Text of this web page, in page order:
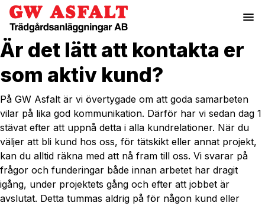
menu
Är det lätt att kontakta er
som aktiv kund?
På GW Asfalt är vi övertygade om att goda samarbeten
vilar på lika god kommunikation. Därför har vi sedan dag 1
stävat efter att uppnå detta i alla kundrelationer. När du
väljer att bli kund hos oss, för tätskikt eller annat projekt,
kan du alltid räkna med att nå fram till oss. Vi svarar på
frågor och funderingar både innan arbetet har dragit
igång, under projektets gång och efter att jobbet är
avslutat. Detta tummas aldrig på för någon kund eller